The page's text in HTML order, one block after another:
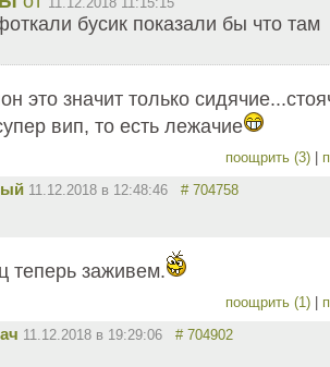
бусик показали бы что там
это значит только
вип, то есть лежачие
поощрить (3)
11.12.2018 в 12:48:46 # 704758
теперь заживем.
поощрить (1)
11.12.2018 в 19:29:06 # 704902